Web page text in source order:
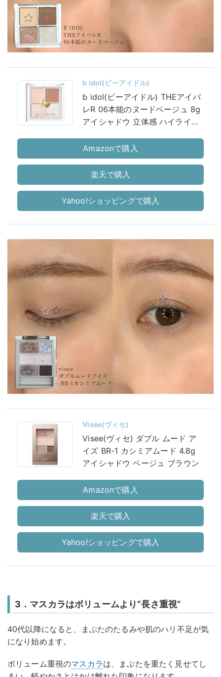
b idol(ビーアイドル)
b idol(ビーアイドル) THEアイパ
レR 06本能のヌードベージュ 8g
アイシャドウ 立体感 ハイライタ
Amazonで購入
楽天で購入
Yahoo!ショッピングで購入
Visee(ヴィセ)
Visee(ヴィセ) ダブル ムード ア
イズ BR-1 カシミアムード 4.8g
アイシャドウ ベージュ ブラウン
Amazonで購入
楽天で購入
Yahoo!ショッピングで購入
3．マスカラはボリュームより“長さ重視”
40代以降になると、まぶたのたるみや肌のハリ不足が気
になり始めます。
ボリューム重視のマスカラは、まぶたを重たく見せてし